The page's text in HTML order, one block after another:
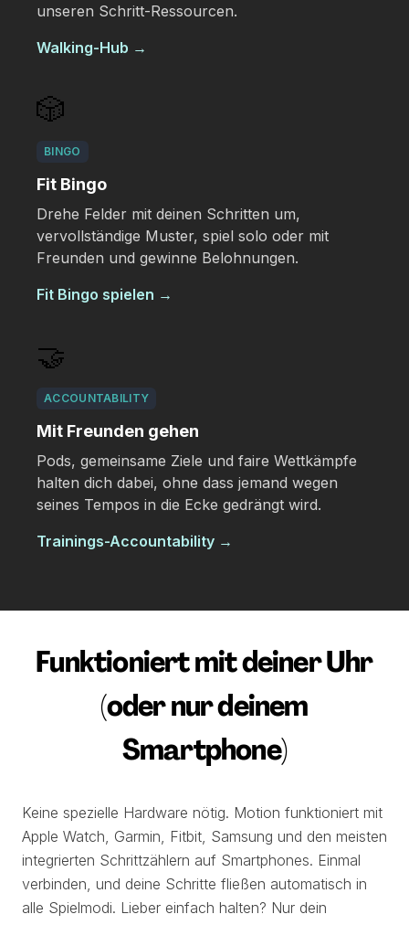
unseren Schritt-Ressourcen.
Walking-Hub →
🎲
BINGO
Fit Bingo
Drehe Felder mit deinen Schritten um,
vervollständige Muster, spiel solo oder mit
Freunden und gewinne Belohnungen.
Fit Bingo spielen →
🤝
ACCOUNTABILITY
Mit Freunden gehen
Pods, gemeinsame Ziele und faire Wettkämpfe
halten dich dabei, ohne dass jemand wegen
seines Tempos in die Ecke gedrängt wird.
Trainings-Accountability →
Funktioniert mit deiner Uhr
(oder nur deinem
Smartphone)
Keine spezielle Hardware nötig. Motion funktioniert mit
Apple Watch, Garmin, Fitbit, Samsung und den meisten
integrierten Schrittzählern auf Smartphones. Einmal
verbinden, und deine Schritte fließen automatisch in
alle Spielmodi. Lieber einfach halten? Nur dein